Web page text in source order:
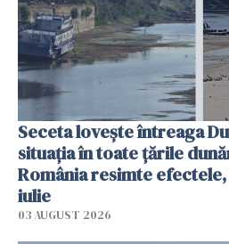
Seceta lovește întreaga
situația în toate țările
România resimte
iulie
03 AUGUST 2026